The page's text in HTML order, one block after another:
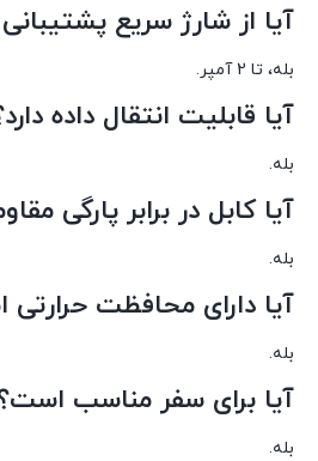
آیا از شارژ سریع
بله، تا 2 آمپر.
آیا قابلیت انتقال داده
بله.
آیا کابل در برابر پارگی
بله.
آیا دارای محافظت
بله.
آیا برای سفر مناسب
بله.